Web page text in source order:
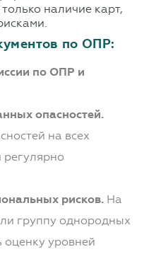
наличие карт,
по ОПР:
по ОПР и
опасностей.
на всех
рисков.На
группу однородных
уровней